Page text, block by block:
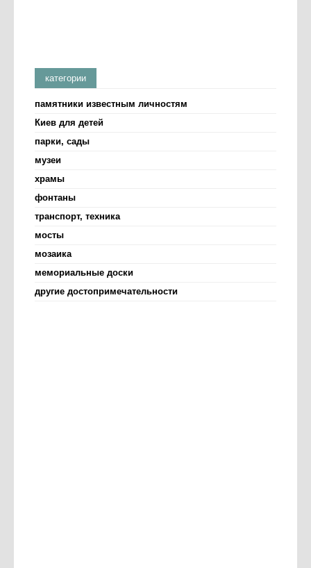
категории
памятники известным личностям
Киев для детей
парки, сады
музеи
храмы
фонтаны
транспорт, техника
мосты
мозаика
мемориальные доски
другие достопримечательности